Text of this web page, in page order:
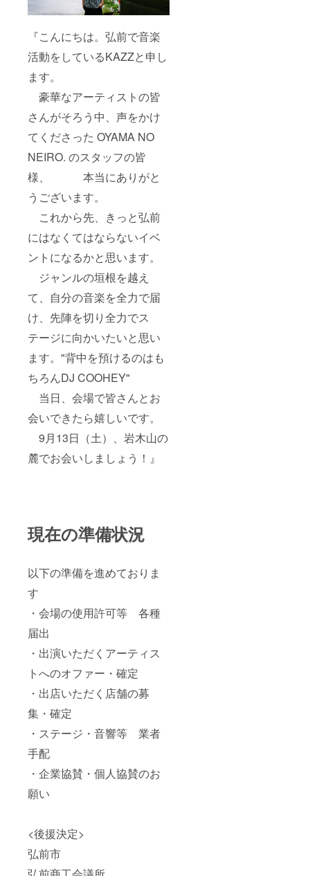
『こんにちは。弘前で音楽
活動をしているKAZZと申し
ます。
豪華なアーティストの皆
さんがそろう中、声をかけ
てくださった OYAMA NO
NEIRO. のスタッフの皆
様、 本当にありがと
うございます。
これから先、きっと弘前
にはなくてはならないイベ
ントになるかと思います。
ジャンルの垣根を越え
て、自分の音楽を全力で届
け、先陣を切り全力でス
テージに向かいたいと思い
ます。"背中を預けるのはも
ちろんDJ COOHEY"
当日、会場で皆さんとお
会いできたら嬉しいです。
9月13日（土）、岩木山の
麓でお会いしましょう！』
現在の準備状況
以下の準備を進めておりま
す
・会場の使用許可等 各種
届出
・出演いただくアーティス
トへのオファー・確定
・出店いただく店舗の募
集・確定
・ステージ・音響等 業者
手配
・企業協賛・個人協賛のお
願い
<後援決定>
弘前市